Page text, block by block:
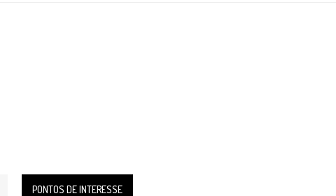
PONTOS DE INTERESSE